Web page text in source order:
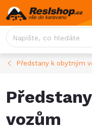
Přejít
na
obsah
Předstany k obytným
vozům